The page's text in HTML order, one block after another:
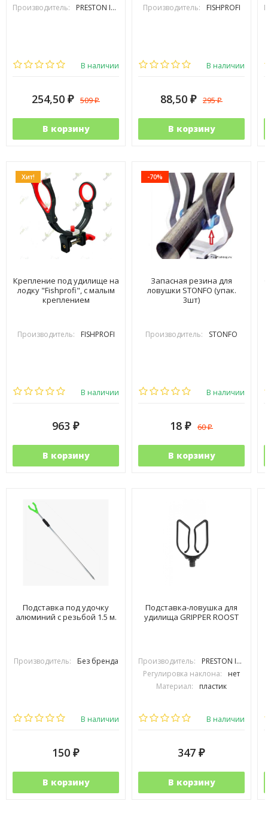
Производитель: PRESTON INOVATIONS
В наличии
254,50 ₽ 509₽
В корзину
Производитель: FISHPROFI
В наличии
88,50 ₽ 295₽
В корзину
Хит!
Крепление под удилище на
лодку "Fishprofi", с малым
креплением
Производитель: FISHPROFI
В наличии
963 ₽
В корзину
-70%
Запасная резина для
ловушки STONFO (упак.
3шт)
Производитель: STONFO
В наличии
18 ₽ 60₽
В корзину
Подставка под удочку
алюминий с резьбой 1.5 м.
Производитель: Без бренда
В наличии
150 ₽
В корзину
Подставка-ловушка для
удилища GRIPPER ROOST
Производитель:
PRESTON INOVATIONS
Регулировка наклона:
нет
Материал:
пластик
В наличии
347 ₽
В корзину